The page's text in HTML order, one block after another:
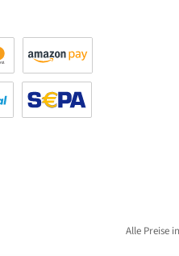
Amazon Pay
Alle Preise